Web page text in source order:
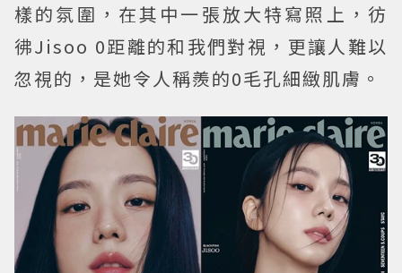
樣的氛圍，在其中一張放大特寫照上，彷
彿Jisoo 0距離的和我們對視，更讓人難以
忽視的，是她令人稱羨的0毛孔細緻肌膚。